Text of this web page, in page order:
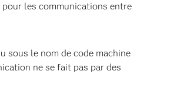
les communications entre
sous le nom de code machine
ne se fait pas par des